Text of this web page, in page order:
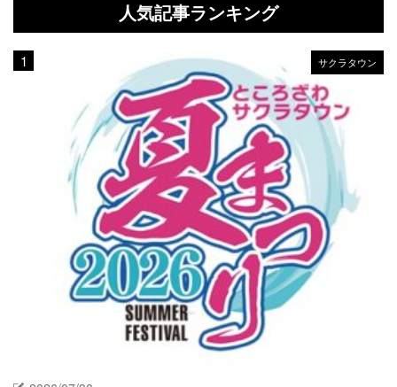
人気記事ランキング
サクラタウン